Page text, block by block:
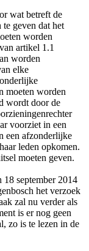
wat betreft de
geven dat het
worden
artikel 1.1
worden
elke
moeten worden
wordt door de
voorziet in een
een afzonderlijke
leden opkomen.
moeten geven.
september 2014
het verzoek
zal nu verder als
is er nog geen
zo is te lezen in de